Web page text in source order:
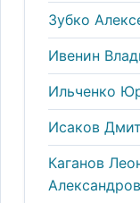
Зубко
Ивенин
Ильченко
Исаков
Каганов